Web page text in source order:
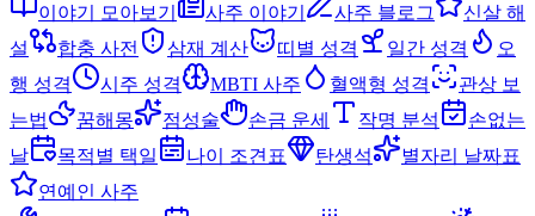
이야기 모아보기
사주 이야기 사주 블로그
신살 해
설
합충 사전 삼재 계산 띠별 성격 일간 성격
오
행 성격
시주 성격 MBTI 사주 혈액형 성격
관상 보
는법
꿈해몽 점성술 손금 운세 작명 분석
손없는
날
목적별 택일 나이 조견표 탄생석
별자리 날짜표
연예인 사주